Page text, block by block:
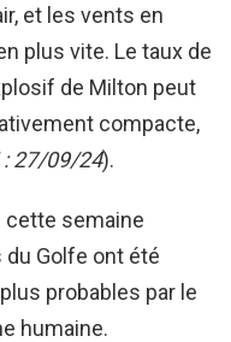
et les vents en
plus vite. Le taux de
de Milton peut
compacte,
: 27/09/24).
cette semaine
Golfe ont été
probables par le
humaine.